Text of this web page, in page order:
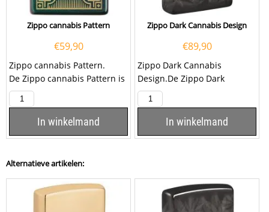
Zippo cannabis Pattern
€59,90
Zippo cannabis Pattern.
De Zippo cannabis Pattern is
een benzineaansteker en
heeft een...
In winkelmand
Zippo Dark Cannabis Design
€89,90
Zippo Dark Cannabis
Design.De Zippo Dark
Cannabis Design is
hoogglans zwart afgewerkt
In winkelmand
Alternatieve artikelen: